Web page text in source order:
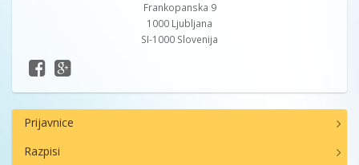
Frankopanska 9
1000 Ljubljana
SI-1000 Slovenija
Prijavnice
Razpisi